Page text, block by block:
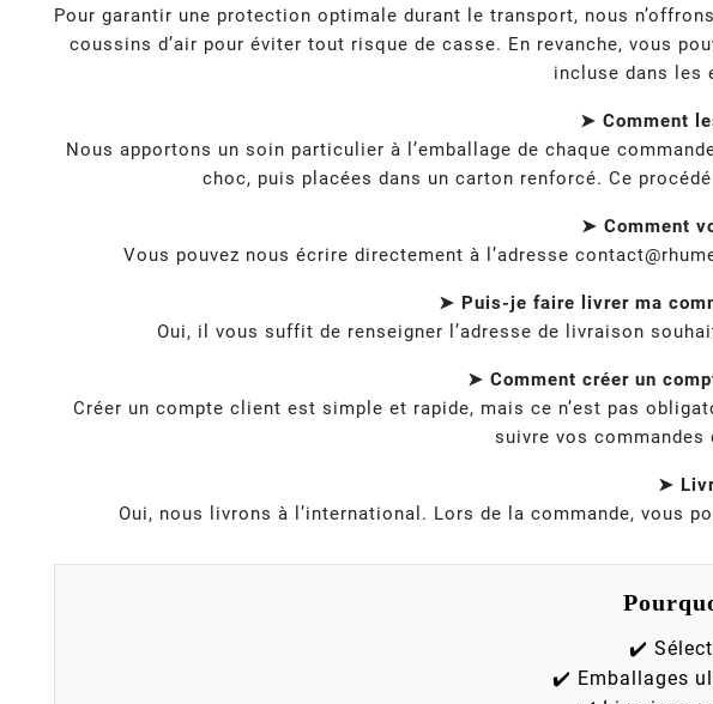
Pour garantir une protection optimale durant le transport, nous
coussins d’air pour éviter tout risque de casse. En revanche, vous
incluse dans les
➤ Comment
Nous apportons un soin particulier à l’emballage de chaque
choc, puis placées dans un carton renforcé. Ce
➤ Comment
Vous pouvez nous écrire directement à l’adresse
➤ Puis-je faire livrer ma
Oui, il vous suffit de renseigner l’adresse de livraison
➤ Comment créer un
Créer un compte client est simple et rapide, mais ce n’est pas
suivre vos
➤
Oui, nous livrons à l’international. Lors de la commande, vous
✔️
✔️ Emballages